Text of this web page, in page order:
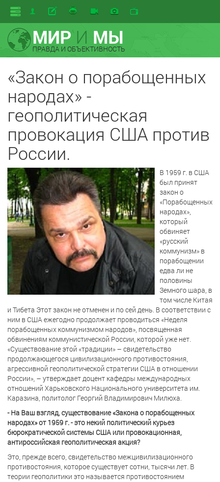
МИРИ МЫ
ПРАВДА И ОБЪЕКТИВНОСТЬ
«Закон о порабощенных
народах» -
геополитическая
провокация США против
России.
В 1959 г. в США
был принят
закон о
«Порабощенных
народах»,
который
обвиняет
«русский
коммунизм» в
порабощении
едва ли не
половины
Земного шара, в
том числе Китая
и Тибета Этот закон не отменен и по сей день. В соответствии с
ним в США ежегодно продолжает проводиться «Неделя
порабощенных коммунизмом народов», посвященная
обвинениям коммунистической России, которой уже нет.
«Существование этой «традиции» – свидетельство
продолжающегося цивилизационного противостояния,
агрессивной геополитической стратегии США в отношении
России», – утверждает доцент кафедры международных
отношений Харьковского Национального университета им.
Каразина, политолог Георгий Владимирович Милюха.
- На Ваш взгляд, существование «Закона о порабощенных
народах» от 1959 г. - это некий политический курьез
бюрократической системы США или провокационная,
антироссийская геополитическая акция?
Это, прежде всего, свидетельство межцивилизационного
противостояния, которое существует сотни, тысячи лет. В
теории геополитики это называется противостоянием